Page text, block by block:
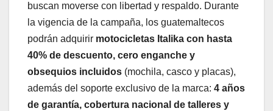
buscan moverse con libertad y respaldo. Durante
la vigencia de la campaña, los guatemaltecos
podrán adquirir motocicletas Italika con hasta
40% de descuento, cero enganche y
obsequios incluidos (mochila, casco y placas),
además del soporte exclusivo de la marca: 4 años
de garantía, cobertura nacional de talleres y